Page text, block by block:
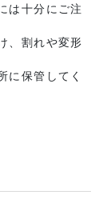
は十分にご注
、割れや変形
に保管してく